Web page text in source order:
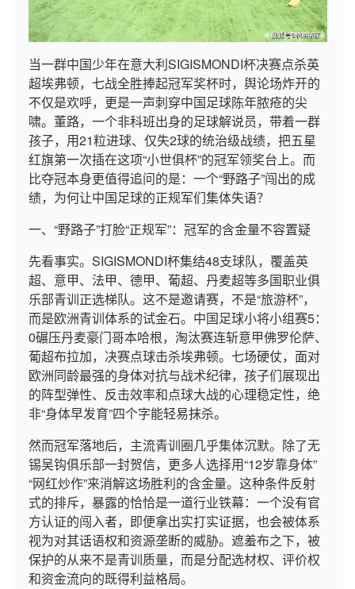
当一群中国少年在意大利SIGISMONDI杯决赛点杀英
超埃弗顿，七战全胜捧起冠军奖杯时，舆论场炸开的
不仅是欢呼，更是一声刺穿中国足球陈年脓疮的尖
啸。董路，一个非科班出身的足球解说员，带着一群
孩子，用21粒进球、仅失2球的统治级战绩，把五星
红旗第一次插在这项“小世俱杯”的冠军领奖台上。而
比夺冠本身更值得追问的是：一个“野路子”闯出的成
绩，为何让中国足球的正规军们集体失语？
一、“野路子”打脸“正规军”：冠军的含金量不容置疑
先看事实。SIGISMONDI杯集结48支球队，覆盖英
超、意甲、法甲、德甲、葡超、丹麦超等多国职业俱
乐部青训正选梯队。这不是邀请赛，不是“旅游杯”，
而是欧洲青训体系的试金石。中国足球小将小组赛5：
0碾压丹麦豪门哥本哈根，淘汰赛连斩意甲佛罗伦萨、
葡超布拉加，决赛点球击杀埃弗顿。七场硬仗，面对
欧洲同龄最强的身体对抗与战术纪律，孩子们展现出
的阵型弹性、反击效率和点球大战的心理稳定性，绝
非“身体早发育”四个字能轻易抹杀。
然而冠军落地后，主流青训圈几乎集体沉默。除了无
锡吴钩俱乐部一封贺信，更多人选择用“12岁靠身体”
“网红炒作”来消解这场胜利的含金量。这种条件反射
式的排斥，暴露的恰恰是一道行业铁幕：一个没有官
方认证的闯入者，即便拿出实打实证据，也会被体系
视为对其话语权和资源垄断的威胁。遮羞布之下，被
保护的从来不是青训质量，而是分配选材权、评价权
和资金流向的既得利益格局。